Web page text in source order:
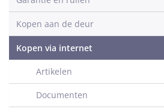
Kopen aan de deur
Kopen via internet
Artikelen
Documenten